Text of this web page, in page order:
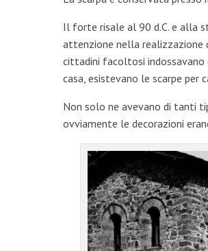
Il forte risale al 90 d.C. e alla
attenzione nella realizzazione
cittadini facoltosi indossavano
casa, esistevano le scarpe per
Non solo ne avevano di tanti
ovviamente le decorazioni